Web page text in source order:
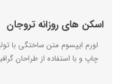
اسکن های روزانه تروجان
لورم ایپسوم متن ساختگی با
چاپ و با استفاده از طراحان